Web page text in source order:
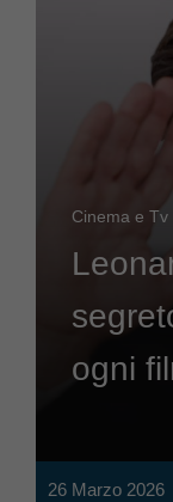
Cinema e Tv
ogni
26 Marzo 2026